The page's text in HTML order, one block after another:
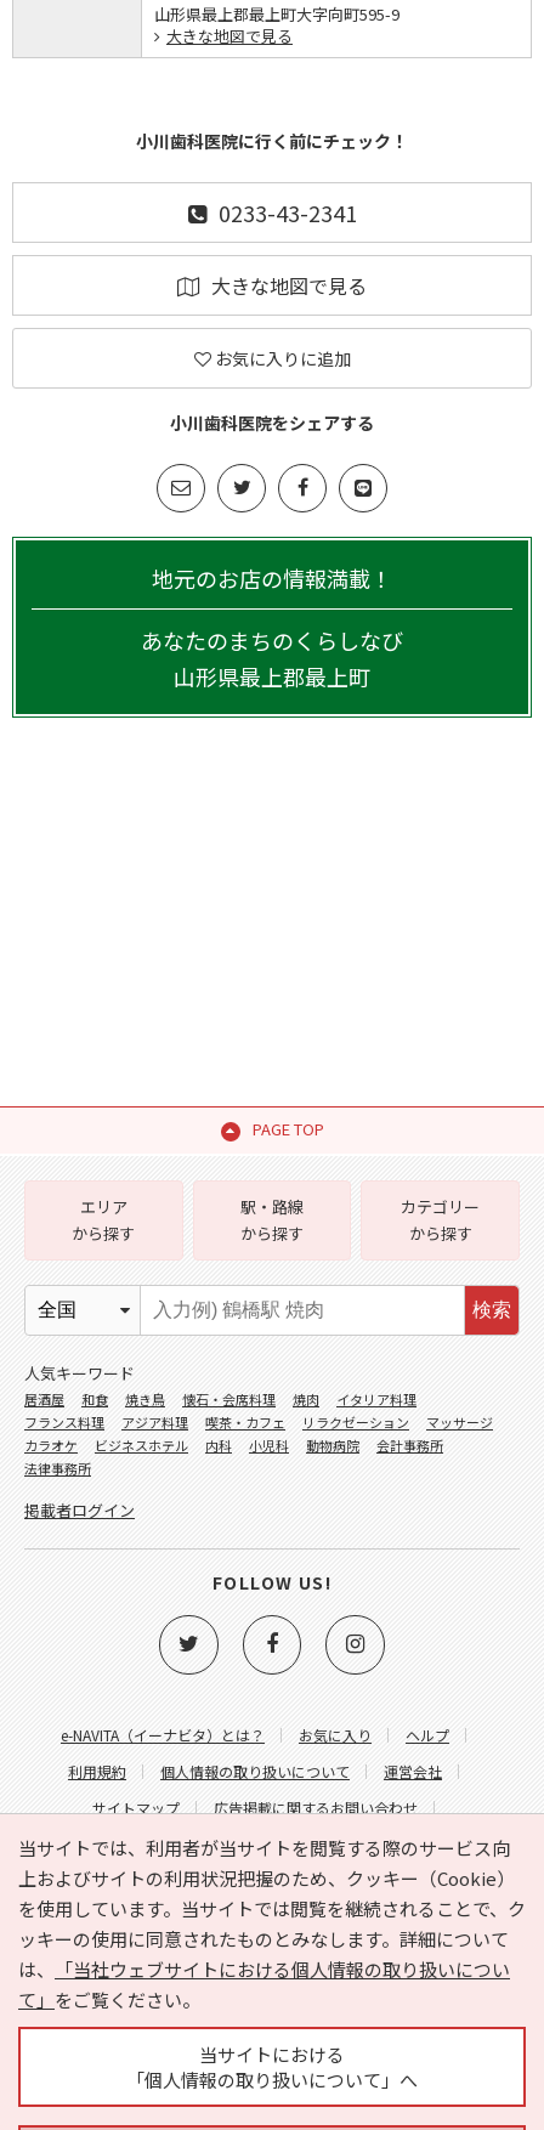
山形県最上郡最上町大字向町595-9
大きな地図で見る
小川歯科医院に行く前にチェック！
0233-43-2341
大きな地図で見る
お気に入りに追加
小川歯科医院をシェアする
地元のお店の情報満載！
あなたのまちのくらしなび
山形県最上郡最上町
PAGE TOP
当サイトでは、利用者が当サイトを閲覧する際のサービス向
上およびサイトの利用状況把握のため、クッキー（Cookie）
を使用しています。当サイトでは閲覧を継続されることで、ク
ッキーの使用に同意されたものとみなします。詳細について
は、
「当社ウェブサイトにおける個人情報の取り扱いについ
て」 をご覧ください。
当サイトにおける
「個人情報の取り扱いについて」へ
e-NAVITA（イーナビタ）とは？ お気に入り
ヘルプ
利用規約
個人情報の取り扱いについて
運営会社
サイトマップ
広告掲載に関するお問い合わせ
サイトの内容に関するお問い合わせ
エリア
から探す
駅・路線
から探す
カテゴリー
から探す
検索
人気キーワード
居酒屋 和食 焼き鳥 懐石・会席料理 焼肉
イタリア料理
フランス料理
アジア料理 喫茶・カフェ リラクゼーション
マッサージ
カラオケ
ビジネスホテル 内科 小児科 動物病院
会計事務所
法律事務所
掲載者ログイン
FOLLOW US!
Copyright © HYOJITO.Co.,Ltd. All Rights Reserved.